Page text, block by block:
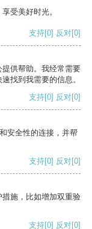
受美好时光。
支持[0] 反对[0]
供帮助。我经常需要
找到我需要的信息。
支持[0] 反对[0]
安全性的连接，并帮
支持[0] 反对[0]
施，比如增加双重验
支持[0] 反对[0]